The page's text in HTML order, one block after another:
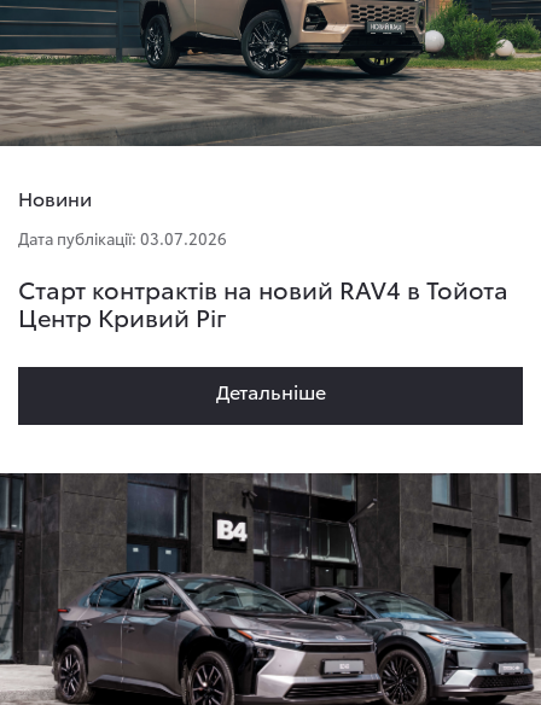
Новини
Дата публікації: 03.07.2026
Старт контрактів на новий RAV4 в Тойота
Центр Кривий Ріг
Детальнiше